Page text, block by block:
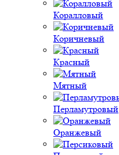
Коралловый
Коричневый
Красный
Мятный
Перламутровый
Оранжевый